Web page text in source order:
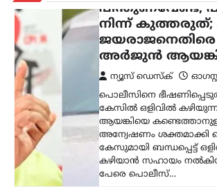
ഉപഭോക്താക്കൾ
E20 പെട്രോൾ
തുടരണം: കേന്ദ്ര
സർക്കാർ
ന്യൂസ് ഡെസ്ക്
ഇ20 പെട്രോളിന്റെ
ആശങ്കകൾക്കിടെ
ആത്മവിശ്വാസത്തോടെ
ഉപയോഗിക്കാമെന്ന് കേന്ദ്ര